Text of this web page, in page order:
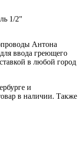
1/2"
Антона
ввода греющего
в любой город
и
в наличии. Также